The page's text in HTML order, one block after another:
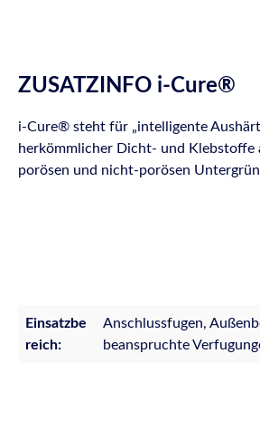
ZUSATZINFO i-Cure®
i-Cure® steht für „intelligente
herkömmlicher Dicht- und Klebstoffe
porösen und nicht-porösen
Einsatzbe
reich:
Anschlussfugen,
beanspruchte